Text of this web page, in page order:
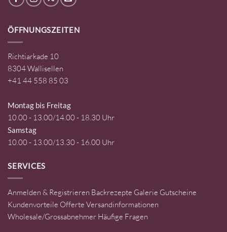
ÖFFNUNGSZEITEN
Richtiarkade 10
8304 Wallisellen
+41 44 558 85 03
Montag bis Freitag
10.00 - 13.00/14.00 - 18.30 Uhr
Samstag
10.00 - 13.00/13.30 - 16.00 Uhr
SERVICES
Anmelden & Registrieren Backrezepte Galerie Gutscheine
Kundenvorteile Offerte Versandinformationen
Wholesale/Grossabnehmer Häufige Fragen